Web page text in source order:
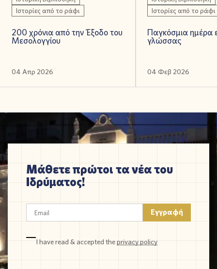
Ιστορίες από το ράφι
200 χρόνια από την Έξοδο του
Μεσολογγίου
04 Απρ 2026
Ιστορίες από το ράφι
Παγκόσμια ημέρα
γλώσσας
04 Φεβ 2026
Μάθετε πρώτοι τα νέα του
Ιδρύματος!
I have read & accepted theprivacy policy